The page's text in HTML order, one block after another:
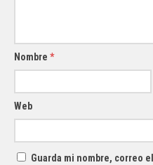
Nombre *
Web
Guarda mi nombre, correo